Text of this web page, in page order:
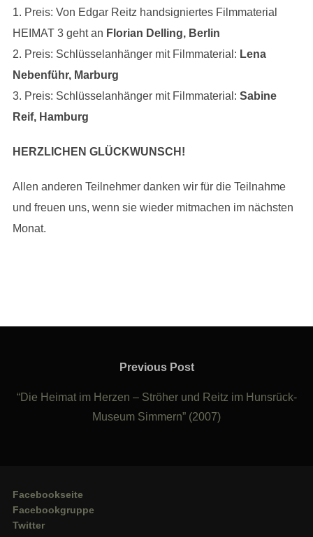
1. Preis: Von Edgar Reitz handsigniertes Filmmaterial
HEIMAT 3 geht an Florian Delling, Berlin
2. Preis: Schlüsselanhänger mit Filmmaterial: Lena
Nebenführ, Marburg
3. Preis: Schlüsselanhänger mit Filmmaterial: Sabine
Reif, Hamburg
HERZLICHEN GLÜCKWUNSCH!
Allen anderen Teilnehmer danken wir für die Teilnahme
und freuen uns, wenn sie wieder mitmachen im nächsten
Monat.
Previous
Previous Post
“Die Heimat im Herzen – Ströher und Reitz im Hunsrück-
Museum Simmern” (2007)
Facebookseite
Facebookgruppe
Twitter